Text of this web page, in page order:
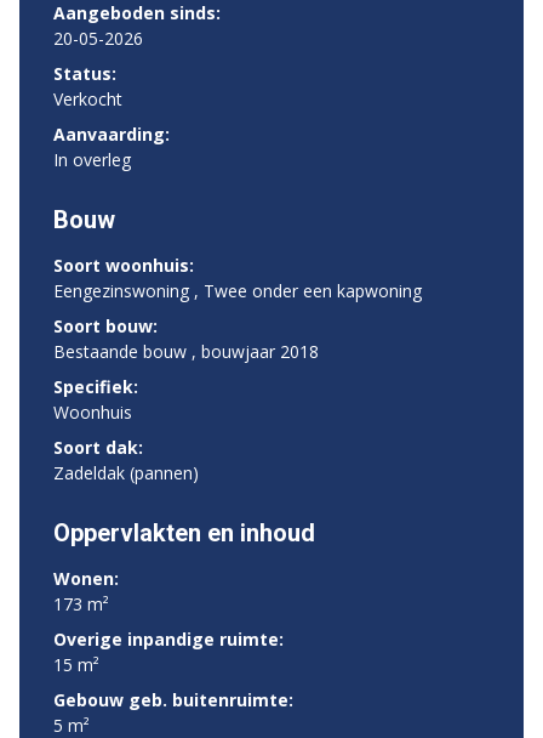
Aangeboden sinds:
20-05-2026
Status:
Verkocht
Aanvaarding:
In overleg
Bouw
Soort woonhuis:
Eengezinswoning , Twee onder een kapwoning
Soort bouw:
Bestaande bouw , bouwjaar 2018
Specifiek:
Woonhuis
Soort dak:
Zadeldak (pannen)
Oppervlakten en inhoud
Wonen:
173 m²
Overige inpandige ruimte:
15 m²
Gebouw geb. buitenruimte:
5 m²